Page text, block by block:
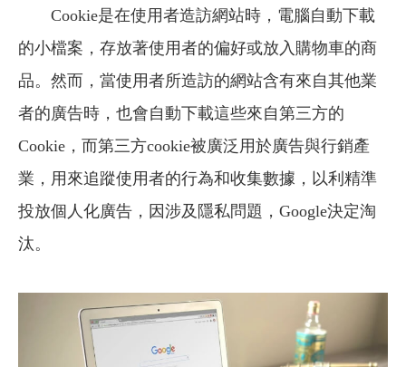
Cookie是在使用者造訪網站時，電腦自動下載
的小檔案，存放著使用者的偏好或放入購物車的商
品。然而，當使用者所造訪的網站含有來自其他業
者的廣告時，也會自動下載這些來自第三方的
Cookie，而第三方cookie被廣泛用於廣告與行銷產
業，用來追蹤使用者的行為和收集數據，以利精準
投放個人化廣告，因涉及隱私問題，Google決定淘
汰。